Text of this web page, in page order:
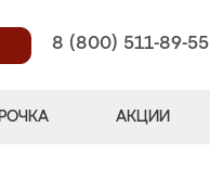
8 (800) 511-89-55
АКЦИИ